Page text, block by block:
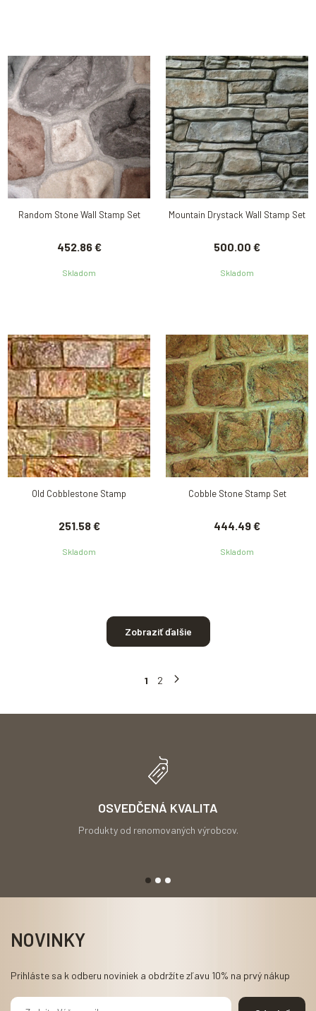
Random Stone Wall Stamp Set
452.86 €
Skladom
Mountain Drystack Wall Stamp Set
500.00 €
Skladom
Old Cobblestone Stamp
251.58 €
Skladom
Cobble Stone Stamp Set
444.49 €
Skladom
Zobraziť ďalšie
1 2
OSVEDČENÁ KVALITA
Produkty od renomovaných výrobcov.
NOVINKY
Prihláste sa k odberu noviniek a obdržíte zľavu 10% na prvý nákup